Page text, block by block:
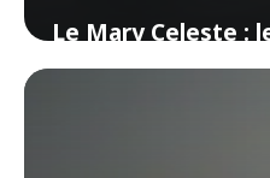
Le Mary Celeste :
intact mais sans